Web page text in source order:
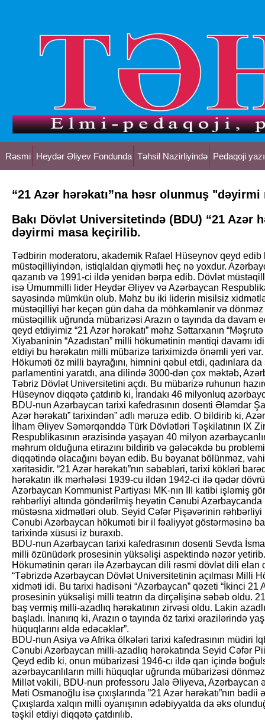
Rəsmi Heydər Əliyev Fondunda Təhsil Nazirliyində Pedaqoji
“21 Azər hərəkatı”na həsr olunmuş "dəyirmi
Bakı Dövlət Universitetində (BDU) “21 Azər
dəyirmi masa keçirilib.
Tədbirin moderatoru, akademik Rafael Hüseynov qeyd
müstəqilliyindən, istiqlaldan qiymətli heç nə yoxdur.
qazanıb və 1991-ci ildə yenidən bərpa edib. Dövlət
isə Ümummilli lider Heydər Əliyev və Azərbaycan
sayəsində mümkün olub. Məhz bu iki liderin misilsiz
müstəqilliyi hər keçən gün daha da möhkəmlənir və dönməz
müstəqillik uğrunda mübarizəsi Arazın o tayında da davam
qeyd etdiyimiz “21 Azər hərəkatı” məhz Səttarxanın
Xiyabaninin “Azadıstan” milli hökumətinin məntiqi davamı
etdiyi bu hərəkatın milli mübarizə tariximizdə önəmli yeri
Hökuməti öz milli bayrağını, himnini qəbul etdi, qadınlara
parlamentini yaratdı, ana dilində 3000-dən çox məktəb,
Təbriz Dövlət Universitetini açdı. Bu mübarizə ruhunun
Hüseynov diqqətə çatdırıb ki, İrandakı 46 milyonluq
BDU-nun Azərbaycan tarixi kafedrasının dosenti Ələmdar
Azər hərəkatı” tarixindən” adlı məruzə edib. O bildirib ki,
İlham Əliyev Səmərqənddə Türk Dövlətləri Təşkilatının IX
Respublikasının ərazisində yaşayan 40 milyon
məhrum olduğuna etirazını bildirib və gələcəkdə bu
diqqətində olacağını bəyan edib. Bu bəyanat bölünməz,
xəritəsidir. “21 Azər hərəkatı”nın səbəbləri, tarixi kökləri
hərəkatın ilk mərhələsi 1939-cu ildən 1942-ci ilə qədər
Azərbaycan Kommunist Partiyası MK-nın III katibi işləmiş
rəhbərliyi altında göndərilmiş heyətin Cənubi
müstəsna xidmətləri olub. Seyid Cəfər Pişəvərinin rəhbərliyi
Cənubi Azərbaycan hökuməti bir il fəaliyyət göstərməsinə
tarixində xüsusi iz buraxıb.
BDU-nun Azərbaycan tarixi kafedrasının dosenti Sevda
milli özünüdərk prosesinin yüksəlişi aspektində nəzər
Hökumətinin qərarı ilə Azərbaycan dili rəsmi dövlət dili
“Təbrizdə Azərbaycan Dövlət Universitetinin açılması Milli
xidməti idi. Bu tarixi hadisəni “Azərbaycan” qəzeti “İkinci 21
prosesinin yüksəlişi milli teatrın da dirçəlişinə səbəb oldu.
baş vermiş milli-azadlıq hərəkatının zirvəsi oldu. Lakin
başladı. İnanırıq ki, Arazın o tayında öz tarixi ərazilərində
hüquqlarını əldə edəcəklər”.
BDU-nun Asiya və Afrika ölkələri tarixi kafedrasının müdiri
Cənubi Azərbaycan milli-azadlıq hərəkatında Seyid Cəfər
Qeyd edib ki, onun mübarizəsi 1946-cı ildə qan içində
azərbaycanlıların milli hüquqlar uğrunda mübarizəsi
Millət vəkili, BDU-nun professoru Jalə Əliyeva, Azərbaycan
Məti Osmanoğlu isə çıxışlarında ”21 Azər hərəkatı”nın
Çıxışlarda xalqın milli oyanışının ədəbiyyatda da əks
təşkil etdiyi diqqətə çatdırılıb.